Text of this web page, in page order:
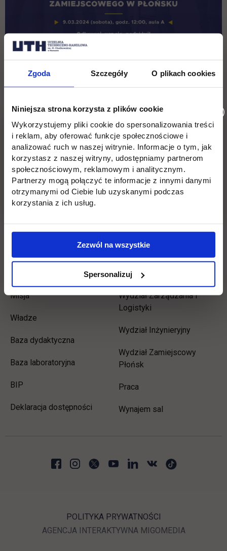
Zgoda Szczegóły O plikach cookies
Niniejsza strona korzysta z plików cookie
Wykorzystujemy pliki cookie do spersonalizowania treści
i reklam, aby oferować funkcje społecznościowe i
analizować ruch w naszej witrynie. Informacje o tym, jak
korzystasz z naszej witryny, udostępniamy partnerom
społecznościowym, reklamowym i analitycznym.
Partnerzy mogą połączyć te informacje z innymi danymi
otrzymanymi od Ciebie lub uzyskanymi podczas
korzystania z ich usług.
Zezwól na wszystkie
Spersonalizuj
Pomiń
stopkę
Informacje w stopce
Edukacja
Licencjackie
Inżynierskie
Magisterskie
Student
Wirtualna uczelnia
Dziekanat
Biblioteka
Misja
Władze
Baza dydaktyczna
Baza laboratoryjna
BIP link otwiera się w nowej karcie
Deklaracja dostępności
Kontakt
Wydział Zarządzania i
Logistyki
Wydział Inżynieryjny
Wydział Zamiejscowy
Płońsk
Praca
Wynajem sal
POLITYKA PRYWATNOŚCI
AGENCJA INTERAKTYWNALINK OTWIERA SIĘ W
MIGOMEDIALINK